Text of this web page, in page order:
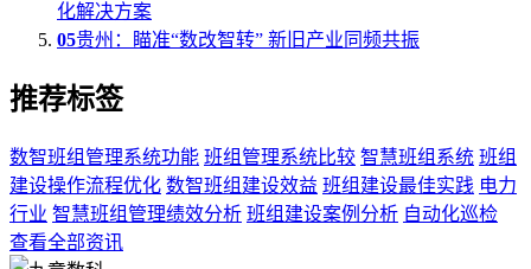
化解决方案
05贵州：瞄准“数改智转” 新旧产业同频共振
推荐标签
数智班组管理系统功能 班组管理系统比较 智慧班组系统 班组
建设操作流程优化 数智班组建设效益 班组建设最佳实践 电力
行业 智慧班组管理绩效分析 班组建设案例分析 自动化巡检
查看全部资讯